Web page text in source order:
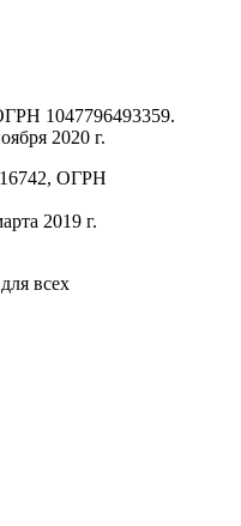
1047796493359.
2020 г.
ОГРН
2019 г.
всех